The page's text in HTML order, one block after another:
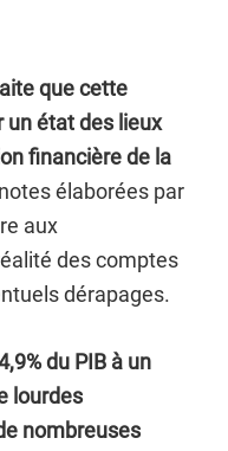
que cette
un état des lieux
financière de la
élaborées par
aux
des comptes
dérapages.
du PIB à un
lourdes
nombreuses